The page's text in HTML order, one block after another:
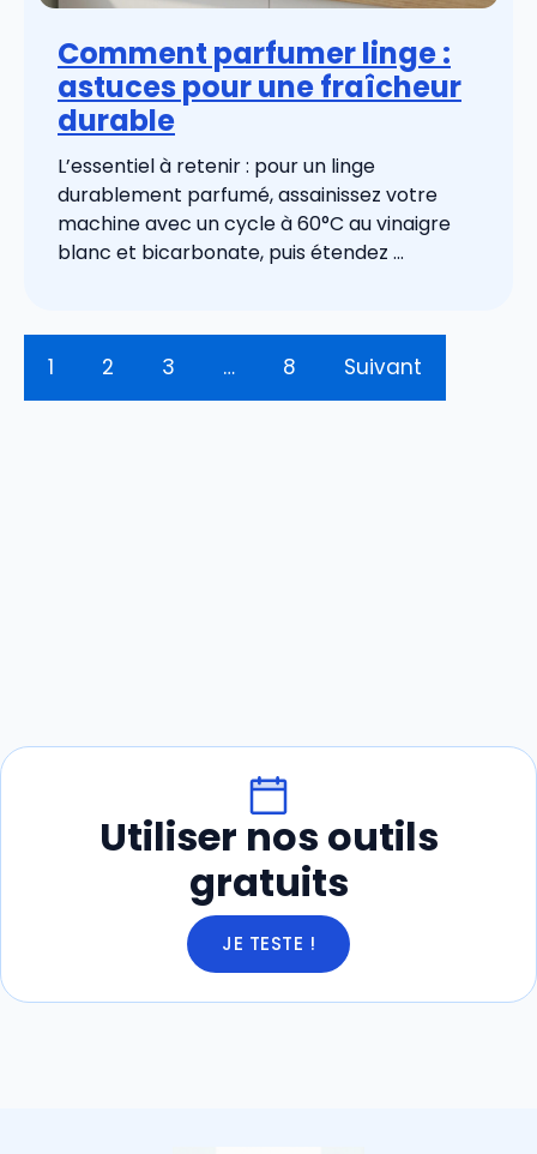
Comment parfumer linge :
astuces pour une fraîcheur
durable
L’essentiel à retenir : pour un linge
durablement parfumé, assainissez votre
machine avec un cycle à 60°C au vinaigre
blanc et bicarbonate, puis étendez ...
1 2 3 … 8 Suivant
Utiliser nos outils
gratuits
JE TESTE !